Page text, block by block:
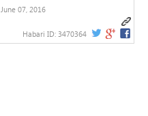
07, 2016
Habari ID: 3470364